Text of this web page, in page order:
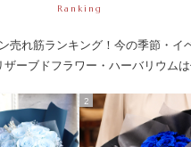
Ranking
売れ筋ランキング！今の季節・イ
ザーブドフラワー・ハーバリウムは